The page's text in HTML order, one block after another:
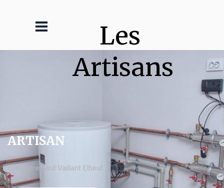
Les
Artisans
ARTISAN
chaudière fioul Vaillant Elbeuf